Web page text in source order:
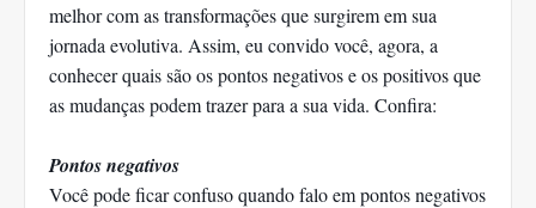
melhor com as transformações que surgirem em sua
jornada evolutiva. Assim, eu convido você, agora, a
conhecer quais são os pontos negativos e os positivos que
as mudanças podem trazer para a sua vida. Confira:
Pontos negativos
Você pode ficar confuso quando falo em pontos negativos